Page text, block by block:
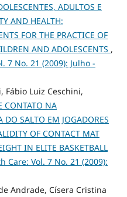
ADULTOS E
AND HEALTH:
FOR THE PRACTICE OF
AND ADOLESCENTS ,
7 No. 21 (2009): Julho -
Fábio Luiz Ceschini,
CONTATO NA
SALTO EM JOGADORES
OF CONTACT MAT
IN ELITE BASKETBALL
Care: Vol. 7 No. 21 (2009):
Andrade, Císera Cristina